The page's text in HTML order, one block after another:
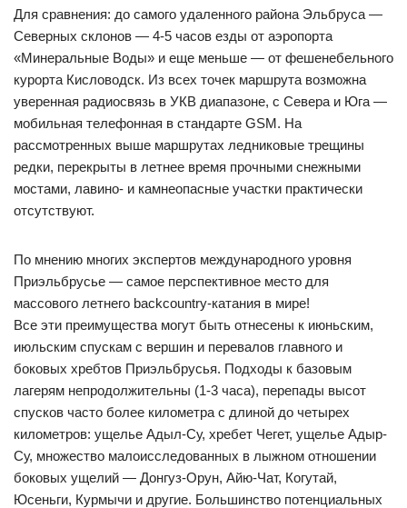
Для сравнения: до самого удаленного района Эльбруса —
Северных склонов — 4-5 часов езды от аэропорта
«Минеральные Воды» и еще меньше — от фешенебельного
курорта Кисловодск. Из всех точек маршрута возможна
уверенная радиосвязь в УКВ диапазоне, с Севера и Юга —
мобильная телефонная в стандарте GSM. На
рассмотренных выше маршрутах ледниковые трещины
редки, перекрыты в летнее время прочными снежными
мостами, лавино- и камнеопасные участки практически
отсутствуют.
По мнению многих экспертов международного уровня
Приэльбрусье — самое перспективное место для
массового летнего backcountry-катания в мире!
Все эти преимущества могут быть отнесены к июньским,
июльским спускам с вершин и перевалов главного и
боковых хребтов Приэльбрусья. Подходы к базовым
лагерям непродолжительны (1-3 часа), перепады высот
спусков часто более километра с длиной до четырех
километров: ущелье Адыл-Су, хребет Чегет, ущелье Адыр-
Су, множество малоисследованных в лыжном отношении
боковых ущелий — Донгуз-Орун, Айю-Чат, Когутай,
Юсеньги, Курмычи и другие. Большинство потенциальных